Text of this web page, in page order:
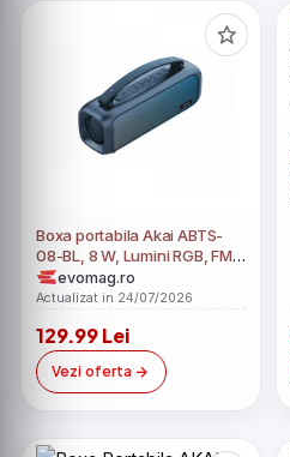
Boxa portabila Akai ABTS-
08-BL, 8 W, Lumini RGB, FM
Radio, Bluetooth, Albastru
evomag.ro
Actualizat in 24/07/2026
129.99 Lei
Vezi oferta